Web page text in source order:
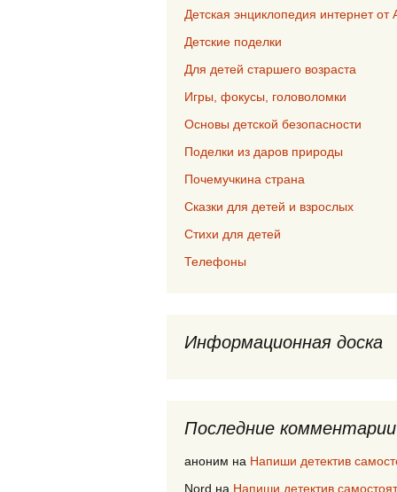
Детская энциклопедия интернет от
Детские поделки
Для детей старшего возраста
Игры, фокусы, головоломки
Основы детской безопасности
Поделки из даров природы
Почемучкина страна
Сказки для детей и взрослых
Стихи для детей
Телефоны
Информационная доска
Последние комментарии
аноним на Напиши детектив
Nord на Напиши детектив